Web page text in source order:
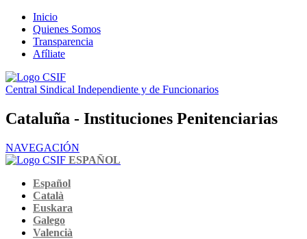
Inicio
Quienes Somos
Transparencia
Afíliate
Central Sindical Independiente y de Funcionarios
Cataluña - Instituciones Penitenciarias
NAVEGACIÓN
ESPAÑOL
Español
Català
Euskara
Galego
Valencià